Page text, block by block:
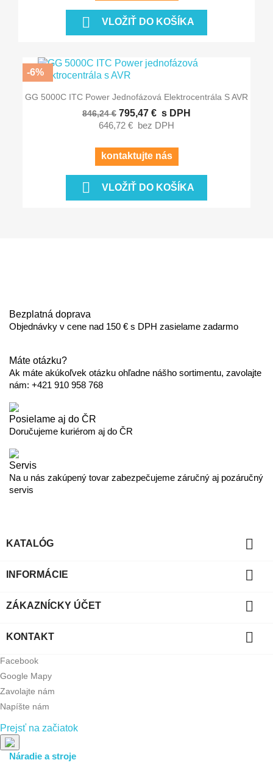
 VLOŽIŤ DO KOŠÍKA
GG 5000C ITC Power Jednofázová Elektrocentrála S AVR
846,24 € 795,47 € s DPH
646,72 € bez DPH
kontaktujte nás
 VLOŽIŤ DO KOŠÍKA
-6%
Bezplatná doprava
Objednávky v cene nad 150 € s DPH zasielame zadarmo
Máte otázku?
Ak máte akúkoľvek otázku ohľadne nášho sortimentu, zavolajte
nám: +421 910 958 768
Posielame aj do ČR
Doručujeme kuriérom aj do ČR
Servis
Na u nás zakúpený tovar zabezpečujeme záručný aj pozáručný
servis
KATALÓG 
INFORMÁCIE 
ZÁKAZNÍCKY ÚČET 
KONTAKT 
Facebook
Google Mapy
Zavolajte nám
Napíšte nám
Prejsť na začiatok
Náradie a stroje